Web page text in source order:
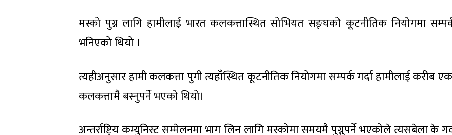
मस्को पुग्न लागि हामीलाई भारत कलकत्तास्थित सोभियत सङ्घको कूटनीतिक नियोगमा
भनिएको थियो ।
त्यहीअनुसार हामी कलकत्ता पुगी त्यहाँस्थित कूटनीतिक नियोगमा सम्पर्क गर्दा हामीलाई करीब
कलकत्तामै बस्नुपर्ने भएको थियो।
अन्तर्राष्ट्रिय कम्युनिस्ट सम्मेलनमा भाग लिन लागि मस्कोमा समयमै पुग्नुपर्ने भएकोले त्यसबेला के